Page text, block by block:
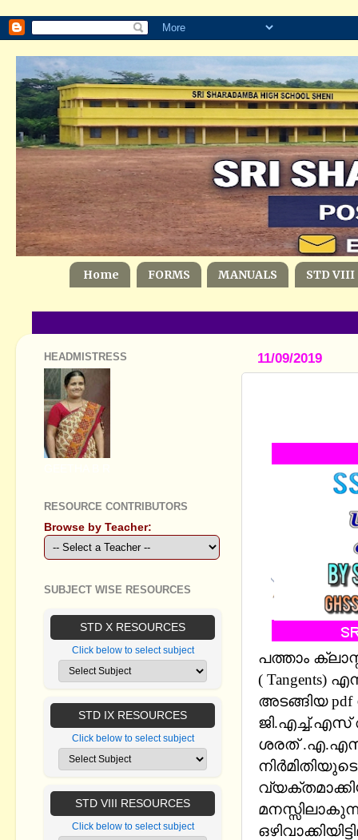
Home FORMS MANUALS STD VIII
11/09/2019
പത്താം
( Tangents)
അടങ്ങിയ
ശരത്
HEADMISTRESS
RESOURCE CONTRIBUTORS
Browse by Teacher:
SUBJECT WISE RESOURCES
STD X RESOURCES
Click below to select subject
STD IX RESOURCES
Click below to select subject
STD VIII RESOURCES
Click below to select subject